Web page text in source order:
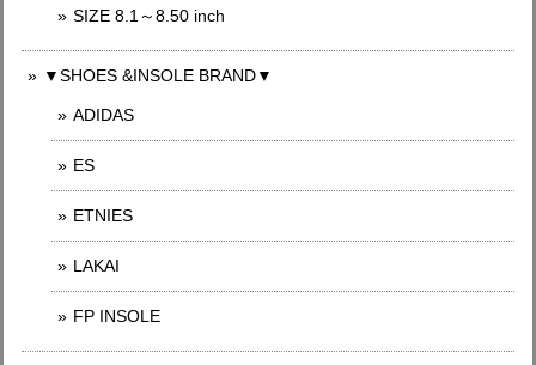
SIZE 8.1～8.50 inch
▼SHOES &INSOLE BRAND▼
ADIDAS
ES
ETNIES
LAKAI
FP INSOLE